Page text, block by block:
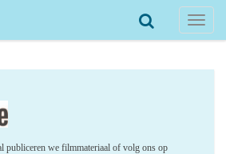
Toggle
publiceren we filmmateriaal of volg ons op